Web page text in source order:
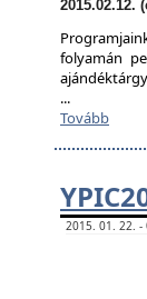
2015.02.12.
folyamán
...
Tovább
2015. 01. 22.